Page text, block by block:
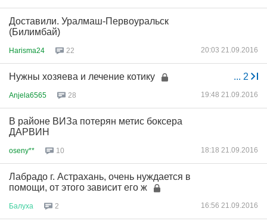
Доставили. Уралмаш-Первоуральск
(Билимбай)
Harisma24 22 20:03 21.09.2016
... 2
Нужны хозяева и лечение котику
Anjela6565 28 19:48 21.09.2016
В районе ВИЗа потерян метис боксера
ДАРВИН
oseny** 10 18:18 21.09.2016
Лабрадо г. Астрахань, очень нуждается в
помощи, от этого зависит его ж
Балуха 2 16:56 21.09.2016